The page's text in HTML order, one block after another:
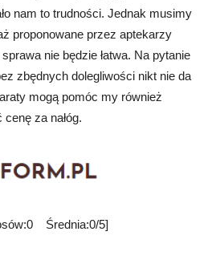
nam to trudności. Jednak musimy
proponowane przez aptekarzy
nie będzie łatwa. Na pytanie
zbędnych dolegliwości nikt nie da
mogą pomóc my również
za nałóg.
Średnia:0/5]